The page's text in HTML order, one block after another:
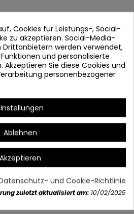
50o
Artikeldetails
auch
Cookies für Leistungs-, Social-
zu akzeptieren. Social-Media-
werden verwendet,
und personalisierte
Sie diese Cookies und
personenbezogener
Ablehnen
Akzeptieren
und Cookie-Richtlinie
zuletzt aktualisiert am: 10/02/2025